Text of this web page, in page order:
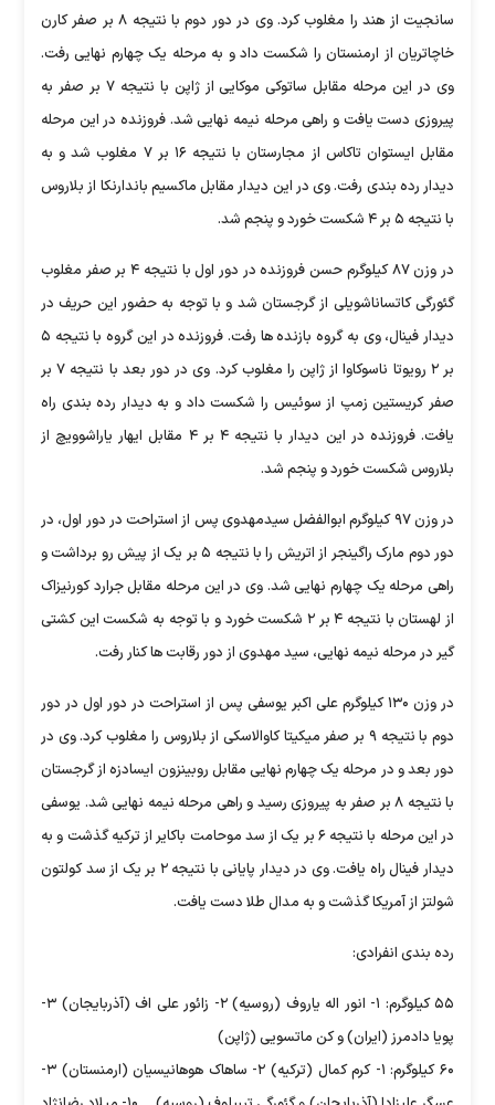
سانجیت از هند را مغلوب کرد. وی در دور دوم با نتیجه ۸ بر صفر کارن
خاچاتریان از ارمنستان را شکست داد و به مرحله یک چهارم نهایی رفت.
وی در این مرحله مقابل ساتوکی موکایی از ژاپن با نتیجه ۷ بر صفر به
پیروزی دست یافت و راهی مرحله نیمه نهایی شد. فروزنده در این مرحله
مقابل ایستوان تاکاس از مجارستان با نتیجه ۱۶ بر ۷ مغلوب شد و به
دیدار رده بندی رفت. وی در این دیدار مقابل ماکسیم باندارنکا از بلاروس
با نتیجه ۵ بر ۴ شکست خورد و پنجم شد.
در وزن ۸۷ کیلوگرم حسن فروزنده در دور اول با نتیجه ۴ بر صفر مغلوب
گئورگی کاتساناشویلی از گرجستان شد و با توجه به حضور این حریف در
دیدار فینال، وی به گروه بازنده ها رفت. فروزنده در این گروه با نتیجه ۵
بر ۲ رویوتا ناسوکاوا از ژاپن را مغلوب کرد. وی در دور بعد با نتیجه ۷ بر
صفر کریستین زمپ از سوئیس را شکست داد و به دیدار رده بندی راه
یافت. فروزنده در این دیدار با نتیجه ۴ بر ۴ مقابل ایهار یاراشوویچ از
بلاروس شکست خورد و پنجم شد.
در وزن ۹۷ کیلوگرم ابوالفضل سیدمهدوی پس از استراحت در دور اول، در
دور دوم مارک راگینجر از اتریش را با نتیجه ۵ بر یک از پیش رو برداشت و
راهی مرحله یک چهارم نهایی شد. وی در این مرحله مقابل جرارد کورنیزاک
از لهستان با نتیجه ۴ بر ۲ شکست خورد و با توجه به شکست این کشتی
گیر در مرحله نیمه نهایی، سید مهدوی از دور رقابت ها کنار رفت.
در وزن ۱۳۰ کیلوگرم علی اکبر یوسفی پس از استراحت در دور اول در دور
دوم با نتیجه ۹ بر صفر میکیتا کاوالاسکی از بلاروس را مغلوب کرد. وی در
دور بعد و در مرحله یک چهارم نهایی مقابل روبینزون ایسادزه از گرجستان
با نتیجه ۸ بر صفر به پیروزی رسید و راهی مرحله نیمه نهایی شد. یوسفی
در این مرحله با نتیجه ۶ بر یک از سد موحامت باکایر از ترکیه گذشت و به
دیدار فینال راه یافت. وی در دیدار پایانی با نتیجه ۲ بر یک از سد کولتون
شولتز از آمریکا گذشت و به مدال طلا دست یافت.
رده بندی انفرادی:
۵۵ کیلوگرم: ۱- انور اله یاروف (روسیه) ۲- زائور علی اف (آذربایجان) ۳-
پویا دادمرز (ایران) و کن ماتسویی (ژاپن)
۶۰ کیلوگرم: ۱- کرم کمال (ترکیه) ۲- ساهاک هوهانیسیان (ارمنستان) ۳-